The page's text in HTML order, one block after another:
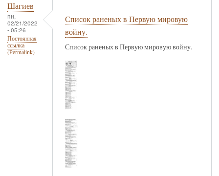
Шагиев
пн,
02/21/2022
- 05:26
Постоянная
ссылка
(Permalink)
Список раненых в Первую мировую
войну.
Список раненых в Первую мировую войну.